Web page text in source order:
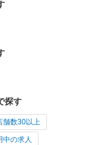
探す
舗数30以上
中の求人